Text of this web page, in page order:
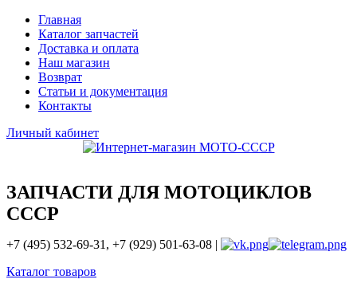
Главная
Каталог запчастей
Доставка и оплата
Наш магазин
Возврат
Статьи и документация
Контакты
Личный кабинет
ЗАПЧАСТИ ДЛЯ МОТОЦИКЛОВ
СССР
+7 (495) 532-69-31, +7 (929) 501-63-08 |
Каталог товаров